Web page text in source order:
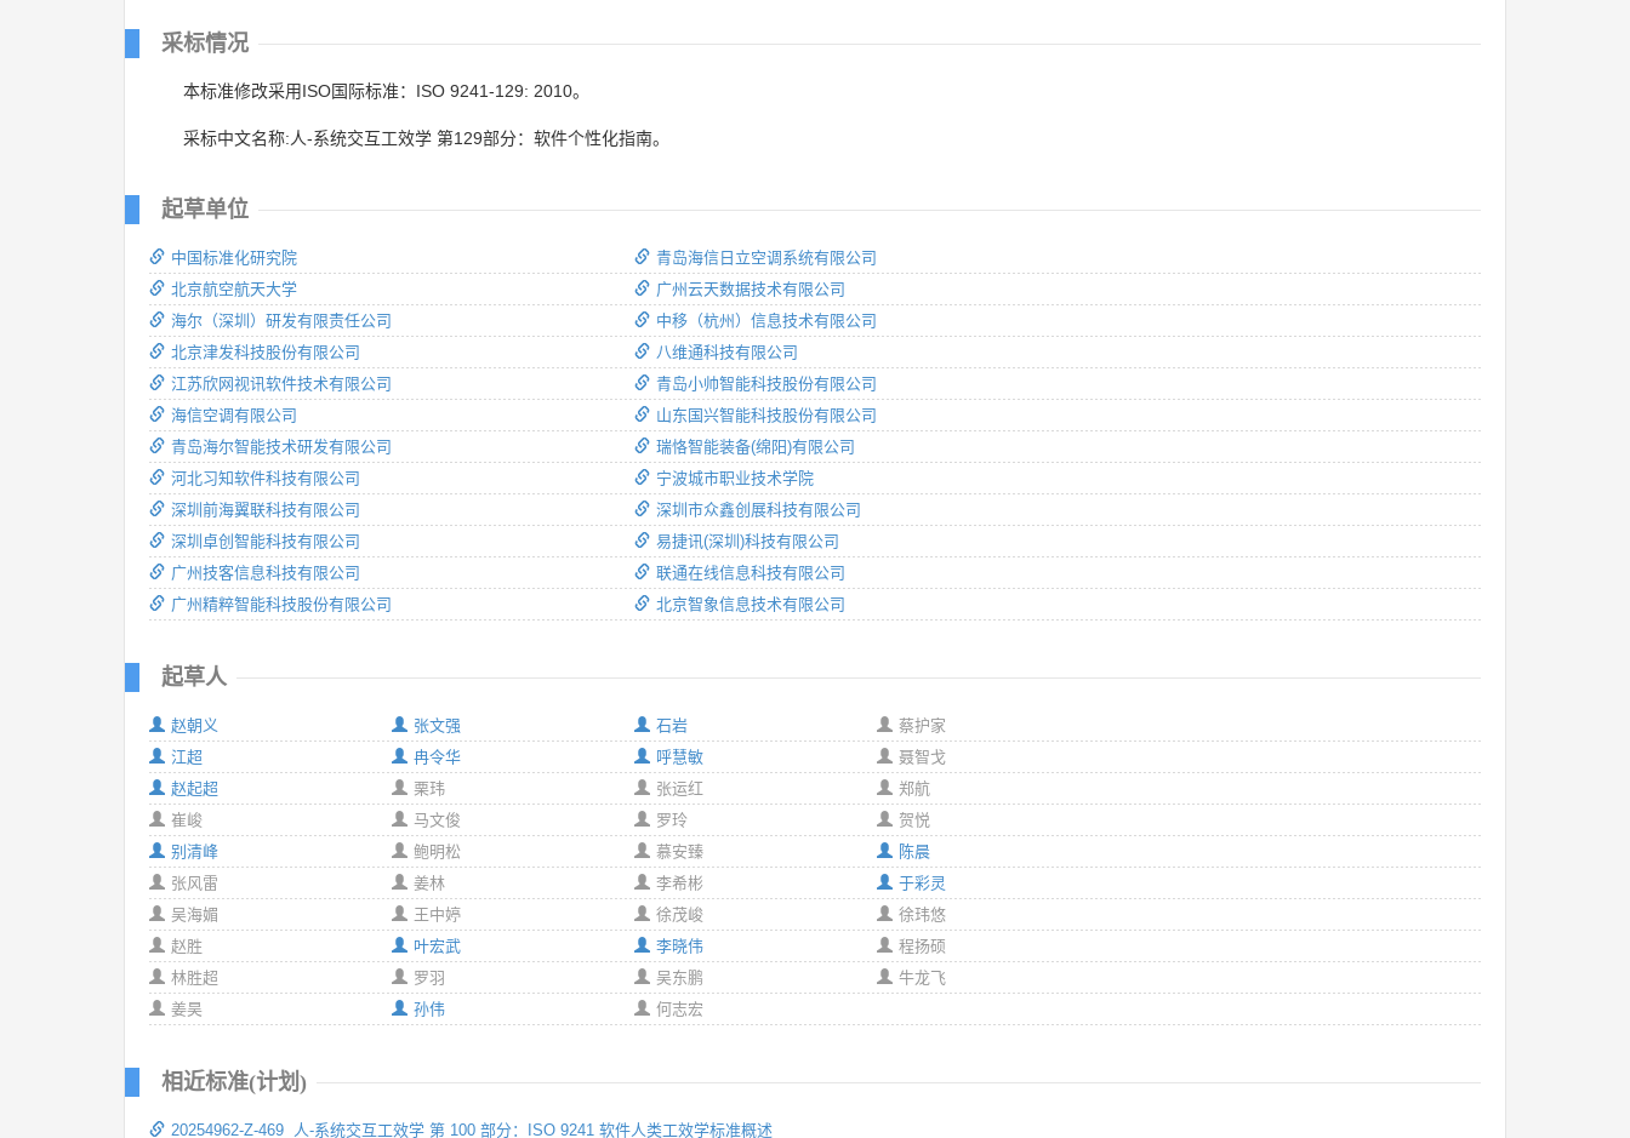
采标情况
本标准修改采用ISO国际标准：ISO 9241-129: 2010。
采标中文名称:人-系统交互工效学 第129部分：软件个性化指南。
起草单位
中国标准化研究院
北京航空航天大学
海尔（深圳）研发有限责任公司
北京津发科技股份有限公司
江苏欣网视讯软件技术有限公司
海信空调有限公司
青岛海尔智能技术研发有限公司
河北习知软件科技有限公司
深圳前海翼联科技有限公司
深圳卓创智能科技有限公司
广州技客信息科技有限公司
广州精粹智能科技股份有限公司
青岛海信日立空调系统有限公司
广州云天数据技术有限公司
中移（杭州）信息技术有限公司
八维通科技有限公司
青岛小帅智能科技股份有限公司
山东国兴智能科技股份有限公司
瑞恪智能装备(绵阳)有限公司
宁波城市职业技术学院
深圳市众鑫创展科技有限公司
易捷讯(深圳)科技有限公司
联通在线信息科技有限公司
北京智象信息技术有限公司
起草人
赵朝义
张文强
江超
冉令华
赵起超
栗玮
崔峻
马文俊
别清峰
鲍明松
张风雷
姜林
吴海媚
王中婷
赵胜
叶宏武
林胜超
罗羽
姜昊
孙伟
石岩
蔡护家
呼慧敏
聂智戈
张运红
郑航
罗玲
贺悦
慕安臻
陈晨
李希彬
于彩灵
徐茂峻
徐玮悠
李晓伟
程扬硕
吴东鹏
牛龙飞
何志宏
相近标准(计划)
20254962-Z-469 人-系统交互工效学 第 100 部分：ISO 9241 软件人类工效学标准概述